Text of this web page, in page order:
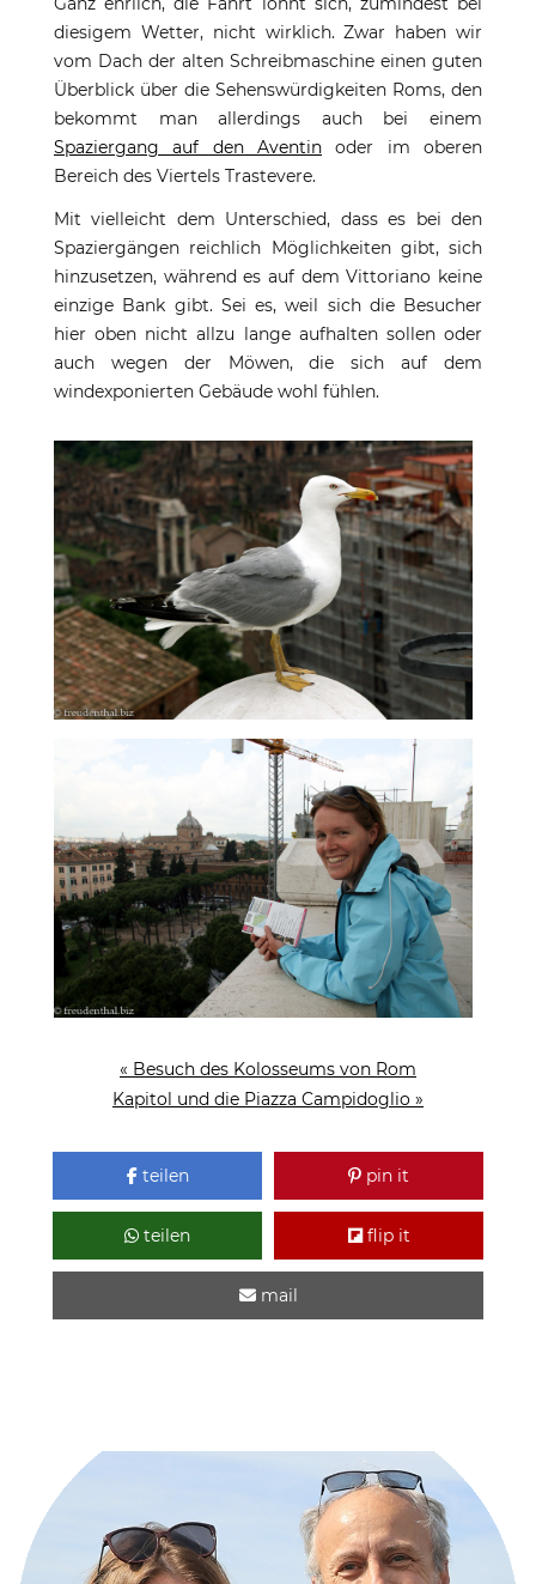
diesigem Wetter, nicht wirklich. Zwar haben wir
vom Dach der alten Schreibmaschine einen guten
Überblick über die Sehenswürdigkeiten Roms, den
bekommt man allerdings auch bei einem
Spaziergang auf den Aventin oder im oberen
Bereich des Viertels Trastevere.
Mit vielleicht dem Unterschied, dass es bei den
Spaziergängen reichlich Möglichkeiten gibt, sich
hinzusetzen, während es auf dem Vittoriano keine
einzige Bank gibt. Sei es, weil sich die Besucher
hier oben nicht allzu lange aufhalten sollen oder
auch wegen der Möwen, die sich auf dem
windexponierten Gebäude wohl fühlen.
« Besuch des Kolosseums von Rom
Kapitol und die Piazza Campidoglio »
teilen pin it
teilen flip it
mail